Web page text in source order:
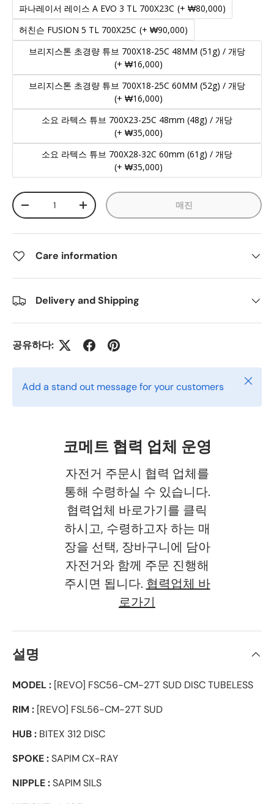
파나레이서 레이스 A EVO 3 TL 700X23C (+ ₩80,000)
허친슨 FUSION 5 TL 700X25C (+ ₩90,000)
브리지스톤 초경량 튜브 700X18-25C 48MM (51g) / 개당
(+ ₩16,000)
브리지스톤 초경량 튜브 700X18-25C 60MM (52g) / 개당
(+ ₩16,000)
소요 라텍스 튜브 700X23-25C 48mm (48g) / 개당
(+ ₩35,000)
소요 라텍스 튜브 700X28-32C 60mm (61g) / 개당
(+ ₩35,000)
수량
+ 매진
Care information
Delivery and Shipping
공유하다:
Add a stand out message for your customers 닫다
코메트 협력 업체 운영
자전거 주문시 협력 업체를
통해 수령하실 수 있습니다.
협력업체 바로가기를 클릭
하시고, 수령하고자 하는 매
장을 선택, 장바구니에 담아
자전거와 함께 주문 진행해
주시면 됩니다. 협력업체 바
로가기
설명
MODEL : [REVO] FSC56-CM-27T SUD DISC TUBELESS
RIM : [REVO] FSL56-CM-27T SUD
HUB : BITEX 312 DISC
SPOKE :SAPIM CX-RAY
NIPPLE :SAPIM SILS